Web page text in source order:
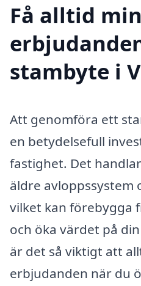
Få alltid
stambyte i
Att genomföra ett
en betydelsefull
fastighet. Det
äldre avloppssystem
vilket kan förebygga
och öka värdet på
är det så viktigt att
erbjudanden när du